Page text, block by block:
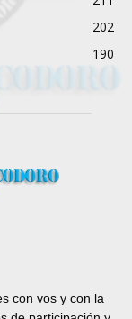
202
190
con vos y con la